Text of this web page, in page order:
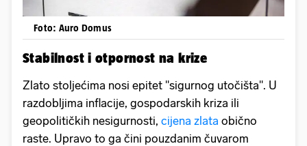
Foto: Auro Domus
Stabilnost i otpornost na krize
Zlato stoljećima nosi epitet ''sigurnog utočišta''. U
razdobljima inflacije, gospodarskih kriza ili
geopolitičkih nesigurnosti, cijena zlata obično
raste. Upravo to ga čini pouzdanim čuvarom